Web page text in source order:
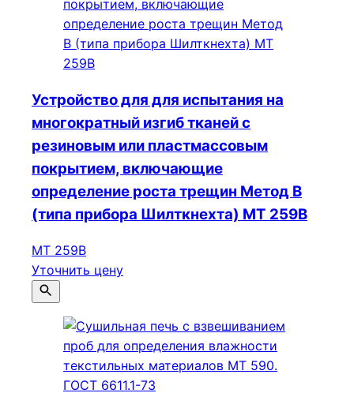
Устройство для для испытания на
многократный изгиб тканей с
резиновым или пластмассовым
покрытием, включающие
определение роста трещин Метод B
(типа прибора Шилткнехта) МТ 259B
МТ 259B
Уточнить цену